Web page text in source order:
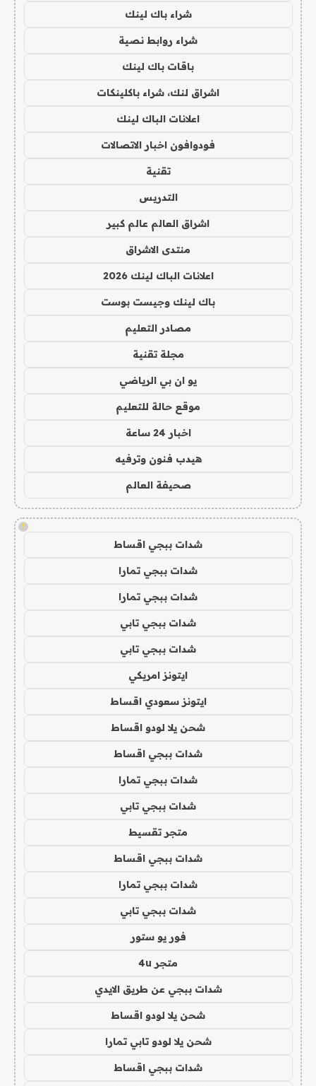
شراء باك لينك
شراء روابط نصية
باقات باك لينك
اشراق لنك، شراء باكلينكات
اعلانات الباك لينك
فودوافون اخبار الاتصالات
تقنية
التدريس
اشراق العالم عالم كبير
منتدى الاشراق
اعلانات الباك لينك 2026
باك لينك وجيست بوست
مصادر التعليم
مجلة تقنية
يو ان بي الرياضي
موقع حالة للتعليم
اخبار 24 ساعة
هيدب فنون وترفيه
صحيفة العالم
!
شدات ببجي اقساط
شدات ببجي تمارا
شدات ببجي تمارا
شدات ببجي تابي
شدات ببجي تابي
ايتونز امريكي
ايتونز سعودي اقساط
شحن يلا لودو اقساط
شدات ببجي اقساط
شدات ببجي تمارا
شدات ببجي تابي
متجر تقسيط
شدات ببجي اقساط
شدات ببجي تمارا
شدات ببجي تابي
فور يو ستور
متجر 4u
شدات ببجي عن طريق الايدي
شحن يلا لودو اقساط
شحن يلا لودو تابي تمارا
شدات ببجي اقساط